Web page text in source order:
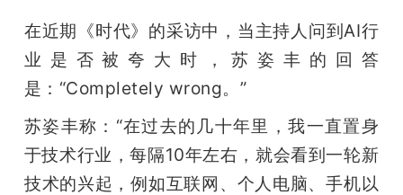
在近期《时代》的采访中，当主持人问到AI行
业是否被夸大时，苏姿丰的回答
是：“Completely wrong。”
苏姿丰称：“在过去的几十年里，我一直置身
于技术行业，每隔10年左右，就会看到一轮新
技术的兴起，例如互联网、个人电脑、手机以